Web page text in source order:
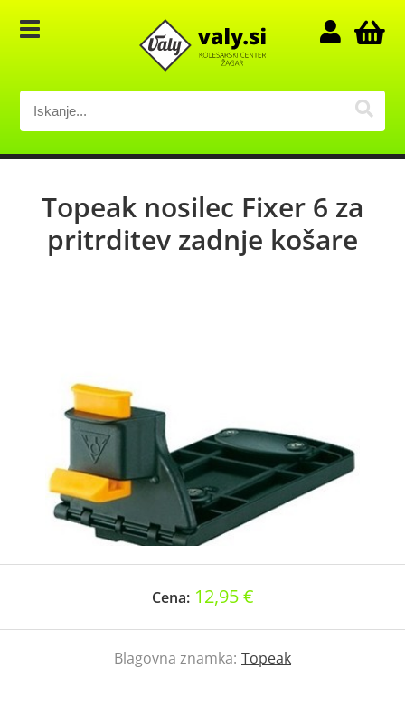
Topeak nosilec Fixer 6 za
pritrditev zadnje košare
Cena: 12,95 €
Blagovna znamka: Topeak